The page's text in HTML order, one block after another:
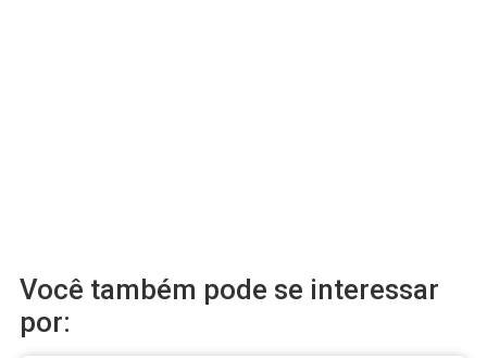
Você também pode se interessar
por: